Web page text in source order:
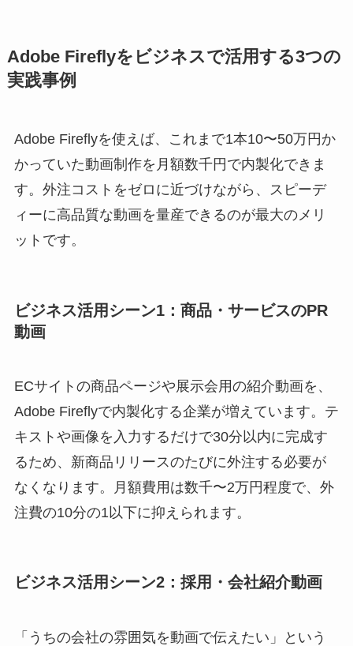
Adobe Fireflyをビジネスで活用する3つの
実践事例
Adobe Fireflyを使えば、これまで1本10〜50万円か
かっていた動画制作を月額数千円で内製化できま
す。外注コストをゼロに近づけながら、スピーデ
ィーに高品質な動画を量産できるのが最大のメリ
ットです。
ビジネス活用シーン1：商品・サービスのPR
動画
ECサイトの商品ページや展示会用の紹介動画を、
Adobe Fireflyで内製化する企業が増えています。テ
キストや画像を入力するだけで30分以内に完成す
るため、新商品リリースのたびに外注する必要が
なくなります。月額費用は数千〜2万円程度で、外
注費の10分の1以下に抑えられます。
ビジネス活用シーン2：採用・会社紹介動画
「うちの会社の雰囲気を動画で伝えたい」という